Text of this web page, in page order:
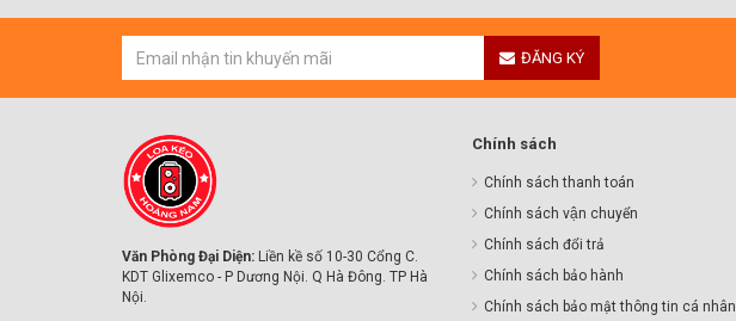
ĐĂNG KÝ
Văn Phòng Đại Diện: Liền kề số 10-30 Cổng C.
KDT Glixemco - P Dương Nội. Q Hà Đông. TP Hà
Nội.
Chính sách
Chính sách thanh toán
Chính sách vận chuyển
Chính sách đổi trả
Chính sách bảo hành
Chính sách bảo mật thông tin cá nhân